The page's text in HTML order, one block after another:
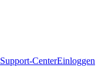
Support-CenterEinloggen